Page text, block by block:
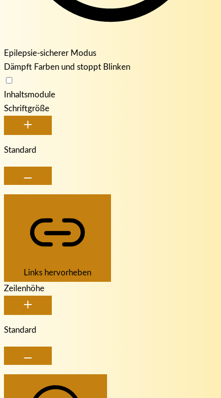
Epilepsie-sicherer Modus
Dämpft Farben und stoppt Blinken
Inhaltsmodule
Schriftgröße
Standard
Links hervorheben
Zeilenhöhe
Standard